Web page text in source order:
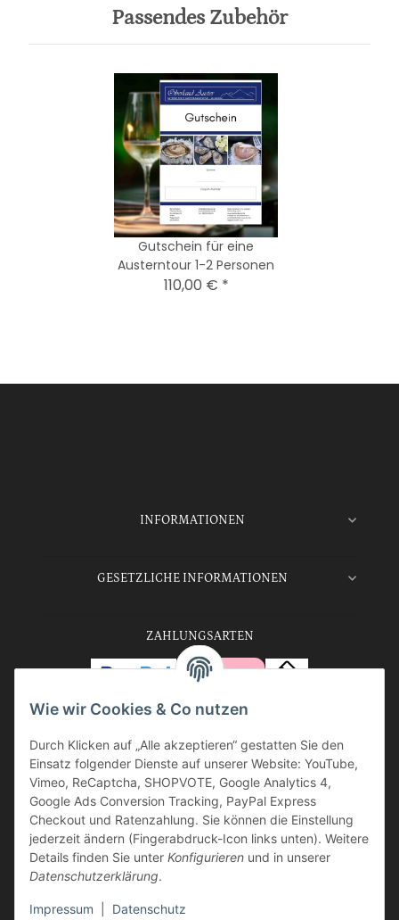
Wie wir Cookies & Co nutzen
Durch Klicken auf „Alle akzeptieren“ gestatten Sie den
Einsatz folgender Dienste auf unserer Website: YouTube,
Vimeo, ReCaptcha, SHOPVOTE, Google Analytics 4,
Google Ads Conversion Tracking, PayPal Express
Checkout und Ratenzahlung. Sie können die Einstellung
jederzeit ändern (Fingerabdruck-Icon links unten). Weitere
Details finden Sie unter Konfigurieren und in unserer
Datenschutzerklärung.
Impressum Datenschutz
Passendes Zubehör
Gutschein für eine
Austerntour 1-2 Personen
110,00 € *
INFORMATIONEN
GESETZLICHE INFORMATIONEN
ZAHLUNGSARTEN
VERSANDARTEN
Vertrag widerrufen